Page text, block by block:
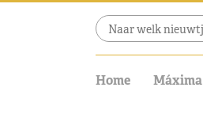
Home Máxima